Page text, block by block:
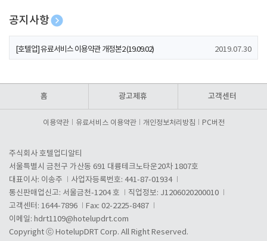
공지사항
[호텔업] 개인정보 처리방침 개정본1 (19.09.02)
[호텔업] 유료서비스 이용약관 개정본2 (19.09.02) 2019.07.30
홈 광고제휴 고객센터
이용약관 유료서비스 이용약관 개인정보처리방침 PC버전
주식회사 호텔업디알티
서울특별시 금천구 가산동 691 대륭테크노타운20차 1807호
대표이사: 이송주
사업자등록번호: 441-87-01934
통신판매업신고: 서울금천-1204 호
직업정보: J1206020200010
고객센터: 1644-7896
Fax: 02-2225-8487
이메일: hdrt1109@hotelupdrt.com
Copyright ⓒ HotelupDRT Corp. All Right Reserved.